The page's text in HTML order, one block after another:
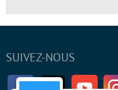
SUIVEZ-NOUS
FacebookTwitter